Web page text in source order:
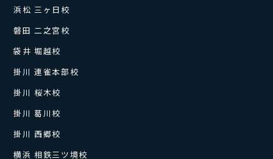
浜松 三ヶ日校
磐田 二之宮校
袋井 堀越校
掛川 連雀本部校
掛川 桜木校
掛川 葛川校
掛川 西郷校
横浜 相鉄三ツ境校